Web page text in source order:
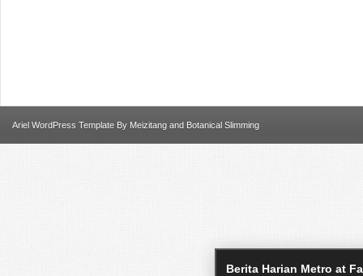
Ariel WordPress Template By Meizitang and Botanical Slimming
Berita Harian Metro at